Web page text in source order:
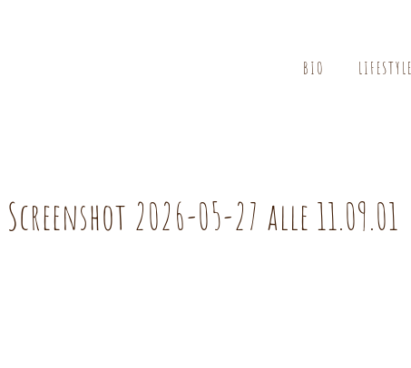
BIO LIFESTYLE
Screenshot 2026-05-27 alle 11.09.01